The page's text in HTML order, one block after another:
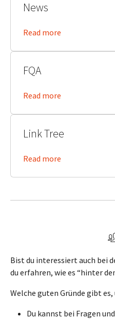
News
Read more
FQA
Read more
Link Tree
Read more
Bist du interessiert auch bei
du erfahren, wie es “hinter
Welche guten Gründe gibt
Du kannst bei Fragen